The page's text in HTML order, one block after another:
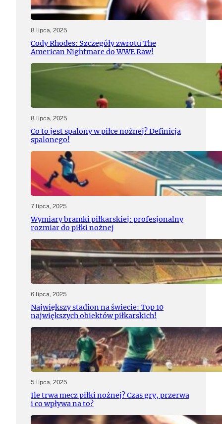
8 lipca, 2025
Cody Rhodes: Szczegóły zwrotu The
American Nightmare do WWE Raw!
8 lipca, 2025
Co to jest spalony w piłce nożnej? Definicja
spalonego!
7 lipca, 2025
Wymiary bramki piłkarskiej: profesjonalny
rozmiar do piłki nożnej
6 lipca, 2025
Największy stadion na świecie: Top 10
największych obiektów piłkarskich!
5 lipca, 2025
Ile trwa mecz piłki nożnej? Czas gry, przerwa
i co wpływa na to?